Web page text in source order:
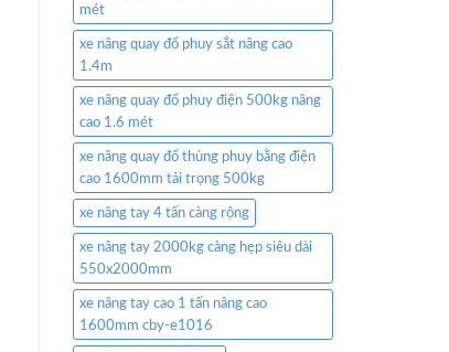
mét
xe nâng quay đổ phuy sắt nâng cao
1.4m
xe nâng quay đổ phuy điện 500kg nâng
cao 1.6 mét
xe nâng quay đổ thùng phuy bằng điện
cao 1600mm tải trọng 500kg
xe nâng tay 4 tấn càng rộng
xe nâng tay 2000kg càng hẹp siêu dài
550x2000mm
xe nâng tay cao 1 tấn nâng cao
1600mm cby-e1016